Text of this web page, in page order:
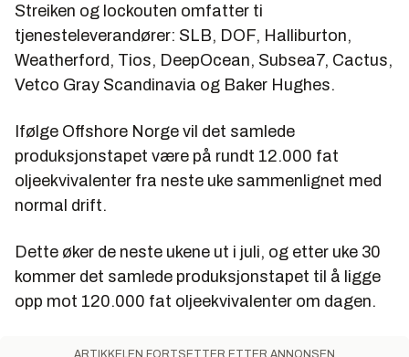
Streiken og lockouten omfatter ti
tjenesteleverandører: SLB, DOF, Halliburton,
Weatherford, Tios, DeepOcean, Subsea7, Cactus,
Vetco Gray Scandinavia og Baker Hughes.
Ifølge Offshore Norge vil det samlede
produksjonstapet være på rundt 12.000 fat
oljeekvivalenter fra neste uke sammenlignet med
normal drift.
Dette øker de neste ukene ut i juli, og etter uke 30
kommer det samlede produksjonstapet til å ligge
opp mot 120.000 fat oljeekvivalenter om dagen.
ARTIKKELEN FORTSETTER ETTER ANNONSEN